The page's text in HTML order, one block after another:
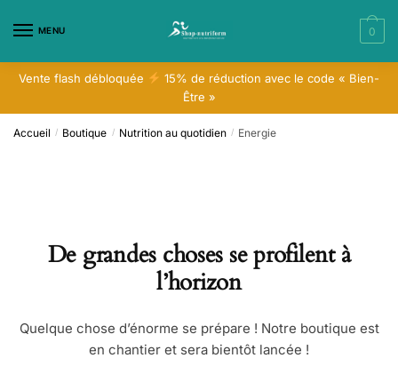
MENU 0
Vente flash débloquée
15% de réduction avec le code « Bien-
Être »
Accueil / Boutique / Nutrition au quotidien / Energie
De grandes choses se profilent à
l’horizon
Quelque chose d’énorme se prépare ! Notre boutique est
en chantier et sera bientôt lancée !